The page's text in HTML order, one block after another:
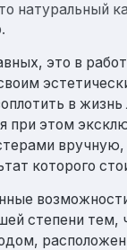
натуральный
это в
в
при этом
вручную,
которого
степени